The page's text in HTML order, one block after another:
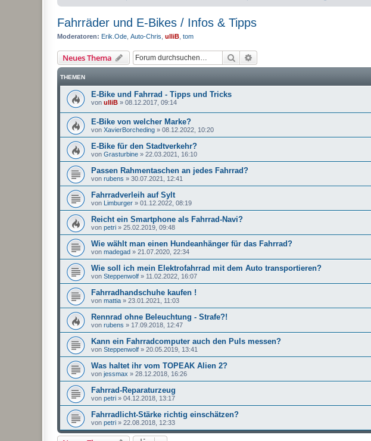
Fahrräder und E-Bikes / Infos & Tipps
Moderatoren: Erik.Ode Auto-Chris ulliB tom
Neues Thema Suche
THEMEN
E-Bike und Fahrrad - Tipps und Tricks
von ulliB » 08.12.2017, 09:14
E-Bike von welcher Marke?
von XavierBorcheding » 08.12.2022, 10:20
E-Bike für den Stadtverkehr?
von Grasturbine » 22.03.2021, 16:10
Passen Rahmentaschen an jedes Fahrrad?
von rubens » 30.07.2021, 12:41
Fahrradverleih auf Sylt
von Limburger » 01.12.2022, 08:19
Reicht ein Smartphone als Fahrrad-Navi?
von petri » 25.02.2019, 09:48
Wie wählt man einen Hundeanhänger für das Fahrrad?
von madegad » 21.07.2020, 22:34
Wie soll ich mein Elektrofahrrad mit dem Auto transportieren?
von Steppenwolf » 11.02.2022, 16:07
Fahrradhandschuhe kaufen !
von mattia » 23.01.2021, 11:03
Rennrad ohne Beleuchtung - Strafe?!
von rubens » 17.09.2018, 12:47
Kann ein Fahrradcomputer auch den Puls messen?
von Steppenwolf » 20.05.2019, 13:41
Was haltet ihr vom TOPEAK Alien 2?
von jessmax » 28.12.2018, 16:26
Fahrrad-Reparaturzeug
von petri » 04.12.2018, 13:17
Fahrradlicht-Stärke richtig einschätzen?
von petri » 22.08.2018, 12:33